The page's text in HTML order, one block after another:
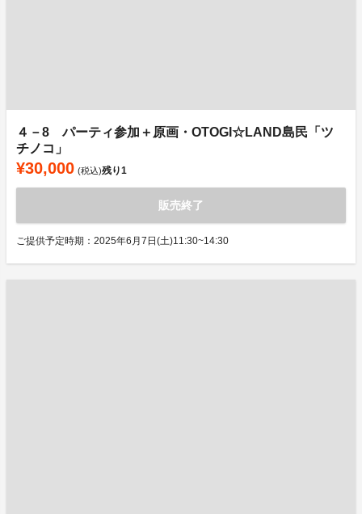
４－8 パーティ参加＋原画・OTOGI☆LAND島民「ツ
チノコ」
¥30,000 (税込)残り1
販売終了
ご提供予定時期：2025年6月7日(土)11:30~14:30